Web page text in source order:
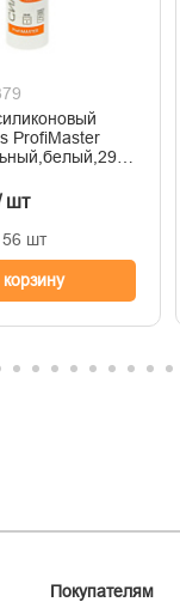
ProfiMaster
шт
шт
Покупателям